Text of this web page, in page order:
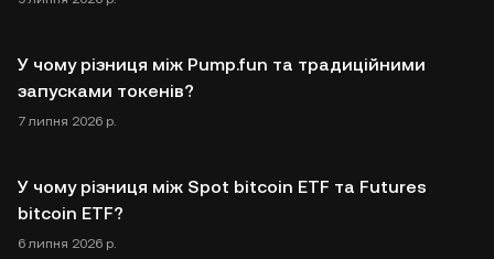
У чому різниця між Pump.fun та традиційними
запусками токенів?
7 липня 2026 р.
У чому різниця між Spot bitcoin ETF та Futures
bitcoin ETF?
6 липня 2026 р.